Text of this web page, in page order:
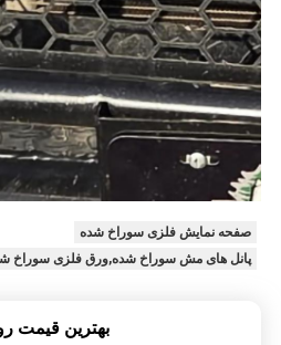
صفحه نمایش فلزی سوراخ شده
پانل های مش سوراخ شده,ورق فلزی سوراخ
بهترين قيمت